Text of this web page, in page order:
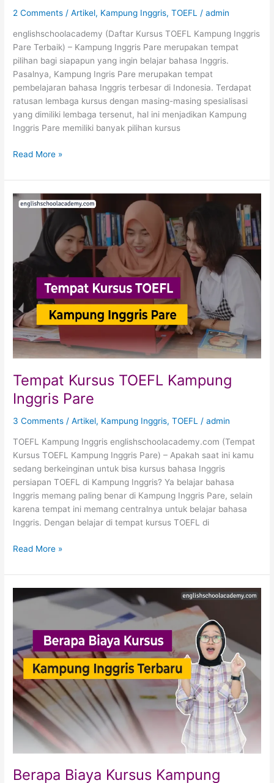
2 Comments /Artikel, Kampung Inggris,TOEFL /admin
englishschoolacademy (Daftar Kursus TOEFL Kampung Inggris
Pare Terbaik) – Kampung Inggris Pare merupakan tempat
pilihan bagi siapapun yang ingin belajar bahasa Inggris.
Pasalnya, Kampung Ingris Pare merupakan tempat
pembelajaran bahasa Inggris terbesar di Indonesia. Terdapat
ratusan lembaga kursus dengan masing-masing spesialisasi
yang dimiliki lembaga tersenut, hal ini menjadikan Kampung
Inggris Pare memiliki banyak pilihan kursus
Read More »
Tempat Kursus TOEFL Kampung
Inggris Pare
3 Comments /Artikel, Kampung Inggris,TOEFL /admin
TOEFL Kampung Inggris englishschoolacademy.com (Tempat
Kursus TOEFL Kampung Inggris Pare) – Apakah saat ini kamu
sedang berkeinginan untuk bisa kursus bahasa Inggris
persiapan TOEFL di Kampung Inggris? Ya belajar bahasa
Inggris memang paling benar di Kampung Inggris Pare, selain
karena tempat ini memang centralnya untuk belajar bahasa
Inggris. Dengan belajar di tempat kursus TOEFL di
Tempat
Kampung
Inggris
Pare
Read More »
Berapa Biaya Kursus Kampung
Berapa
Kampung
Inggris
Terbaru